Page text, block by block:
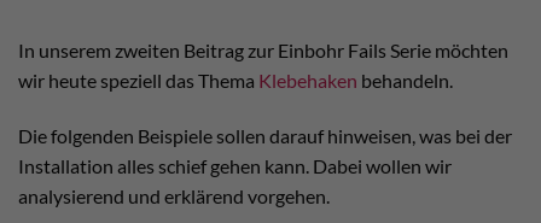
In unserem zweiten Beitrag zur Einbohr Fails Serie möchten
wir heute speziell das Thema Klebehaken behandeln.
Die folgenden Beispiele sollen darauf hinweisen, was bei der
Installation alles schief gehen kann. Dabei wollen wir
analysierend und erklärend vorgehen.